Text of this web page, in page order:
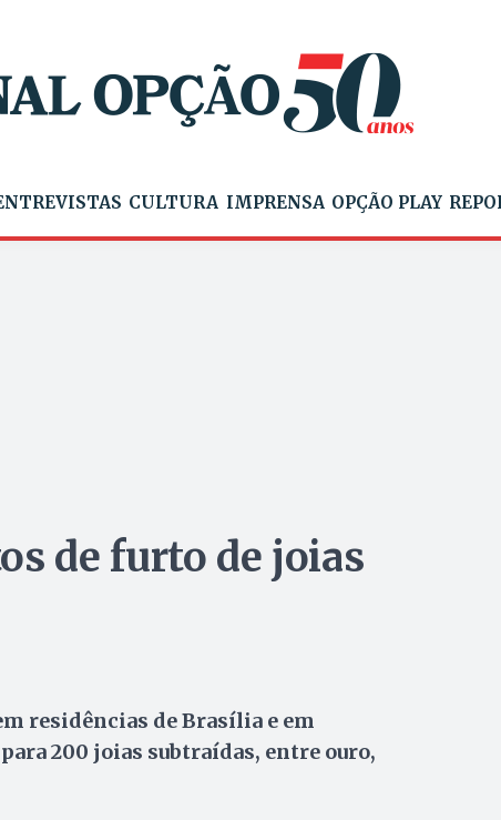
CULTURA IMPRENSA OPÇÃO PLAY
de furto de joias
residências de Brasília e em
200 joias subtraídas, entre ouro,